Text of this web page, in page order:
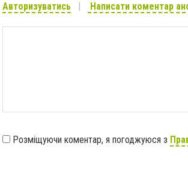
Авторизуватись Написати коментар
Розміщуючи коментар, я погоджуюся з